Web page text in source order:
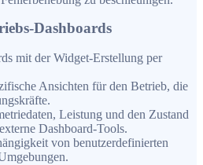
Dashboards
mit der Widget-Erstellung per
Ansichten für den Betrieb, die
Leistung und den Zustand
Dashboard-Tools.
von benutzerdefinierten